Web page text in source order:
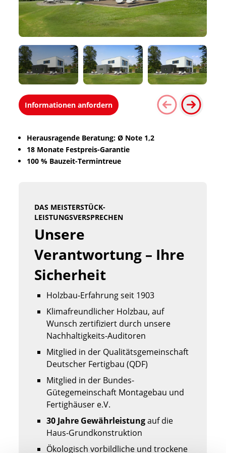
Informationen anfordern
Herausragende Beratung: Ø Note 1,2
18 Monate Festpreis-Garantie
100 % Bauzeit-Termintreue
Unsere
Verantwortung – Ihre
Sicherheit
DAS MEISTERSTÜCK-
LEISTUNGSVERSPRECHEN
Holzbau-Erfahrung seit 1903
Klimafreundlicher Holzbau, auf
Wunsch zertifiziert durch unsere
Nachhaltigkeits-Auditoren
Mitglied in der Qualitätsgemeinschaft
Deutscher Fertigbau (QDF)
Mitglied in der Bundes-
Gütegemeinschaft Montagebau und
Fertighäuser e.V.
30 Jahre Gewährleistungauf die
Haus-Grundkonstruktion
Ökologisch vorbildliche und trockene